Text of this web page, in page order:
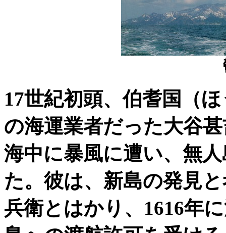
17世紀初頭、伯耆国（
の海運業者だった大谷
海中に暴風に遭い、無
た。彼は、新島の発見
兵衛とはかり、1616年